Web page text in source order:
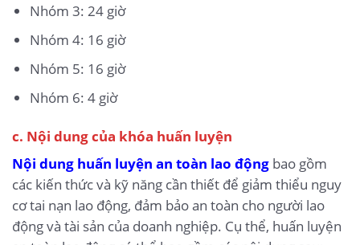
Nhóm 3: 24 giờ
Nhóm 4: 16 giờ
Nhóm 5: 16 giờ
Nhóm 6: 4 giờ
c. Nội dung của khóa huấn luyện
Nội dung huấn luyện an toàn lao động bao gồm
các kiến thức và kỹ năng cần thiết để giảm thiểu nguy
cơ tai nạn lao động, đảm bảo an toàn cho người lao
động và tài sản của doanh nghiệp. Cụ thể, huấn luyện